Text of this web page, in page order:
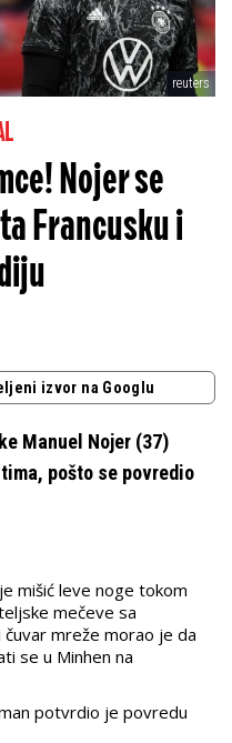
reuters
Nojer se
Francusku i
izvor na Googlu
Manuel Nojer (37)
pošto se povredio
mišić leve noge tokom
mečeve sa
čuvar mreže morao je da
se u Minhen na
potvrdio je povredu